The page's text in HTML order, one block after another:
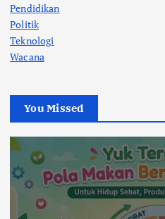
Pendidikan
Politik
Teknologi
Wacana
You Missed